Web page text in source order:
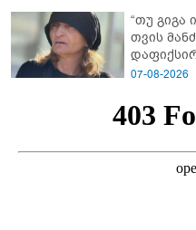
“თუ გიგა
თვის
07-08-2026